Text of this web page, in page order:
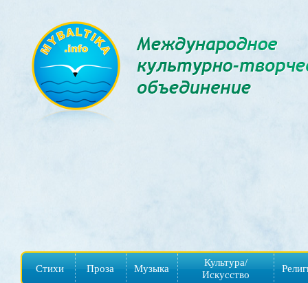
Стихи Проза Музыка
Культура/
Искусство